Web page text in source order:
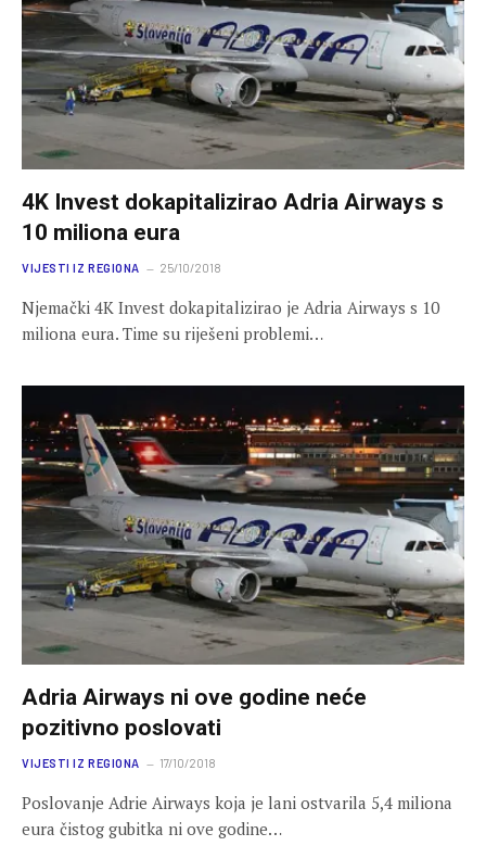
4K Invest dokapitalizirao Adria Airways s
10 miliona eura
VIJESTI IZ REGIONA 25/10/2018
Njemački 4K Invest dokapitalizirao je Adria Airways s 10
miliona eura. Time su riješeni problemi…
Adria Airways ni ove godine neće
pozitivno poslovati
VIJESTI IZ REGIONA 17/10/2018
Poslovanje Adrie Airways koja je lani ostvarila 5,4 miliona
eura čistog gubitka ni ove godine…